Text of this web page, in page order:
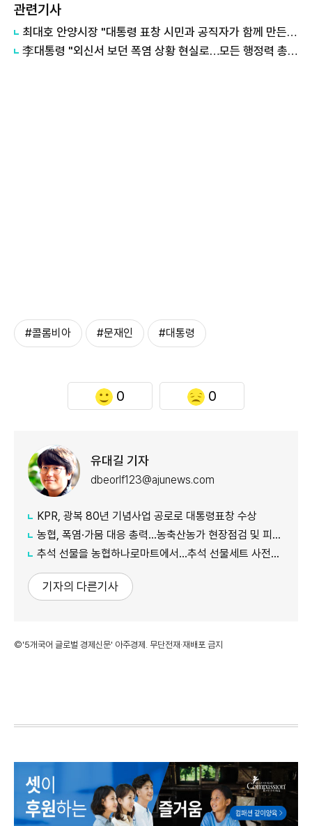
관련기사
최대호 안양시장 "대통령 표창 시민과 공직자가 함께 만든 결실"
李대통령 "외신서 보던 폭염 상황 현실로…모든 행정력 총동원하라"
#콜롬비아 #문재인 #대통령
0 0
유대길 기자
dbeorlf123@ajunews.com
KPR, 광복 80년 기념사업 공로로 대통령표창 수상
농협, 폭염·가뭄 대응 총력...농축산농가 현장점검 및 피해 예방 강화
추석 선물을 농협하나로마트에서…추석 선물세트 사전예약 실시
기자의 다른기사
©'5개국어 글로벌 경제신문' 아주경제. 무단전재·재배포 금지